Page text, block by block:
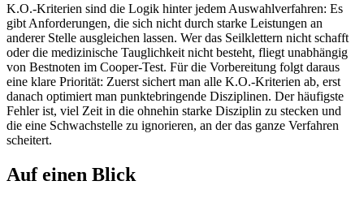
K.O.-Kriterien sind die Logik hinter jedem Auswahlverfahren: Es
gibt Anforderungen, die sich nicht durch starke Leistungen an
anderer Stelle ausgleichen lassen. Wer das Seilklettern nicht schafft
oder die medizinische Tauglichkeit nicht besteht, fliegt unabhängig
von Bestnoten im Cooper-Test. Für die Vorbereitung folgt daraus
eine klare Priorität: Zuerst sichert man alle K.O.-Kriterien ab, erst
danach optimiert man punktebringende Disziplinen. Der häufigste
Fehler ist, viel Zeit in die ohnehin starke Disziplin zu stecken und
die eine Schwachstelle zu ignorieren, an der das ganze Verfahren
scheitert.
Auf einen Blick